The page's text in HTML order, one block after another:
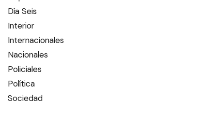
Día Seis
Interior
Internacionales
Nacionales
Policiales
Política
Sociedad